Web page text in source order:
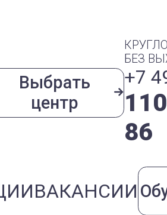
Выбрать
центр
БЕЗ
+7
86
ВАКАНСИИ